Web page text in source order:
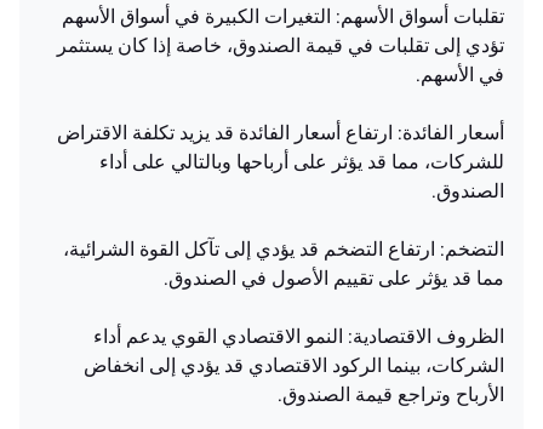
تقلبات أسواق الأسهم: التغيرات الكبيرة في أسواق الأسهم
تؤدي إلى تقلبات في قيمة الصندوق، خاصة إذا كان يستثمر
في الأسهم.
أسعار الفائدة: ارتفاع أسعار الفائدة قد يزيد تكلفة الاقتراض
للشركات، مما قد يؤثر على أرباحها وبالتالي على أداء
الصندوق.
التضخم: ارتفاع التضخم قد يؤدي إلى تآكل القوة الشرائية،
مما قد يؤثر على تقييم الأصول في الصندوق.
الظروف الاقتصادية: النمو الاقتصادي القوي يدعم أداء
الشركات، بينما الركود الاقتصادي قد يؤدي إلى انخفاض
الأرباح وتراجع قيمة الصندوق.